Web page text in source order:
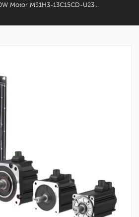
INOVANCE 1300W Motor MS1H3-13C15CD-U234Y Servomotor Mit 20-Bit-Encoder